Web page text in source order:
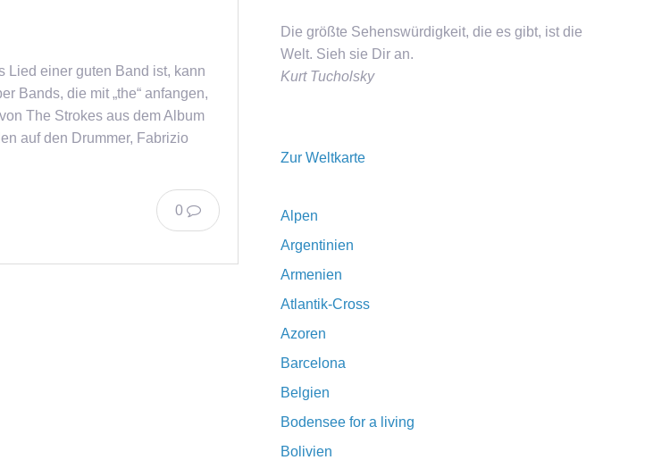
Lied einer guten Band ist, kann
Bands, die mit „the“ anfangen,
The Strokes aus dem Album
auf den Drummer, Fabrizio
0
Die größte Sehenswürdigkeit, die es gibt, ist die
Welt. Sieh sie Dir an.
Kurt Tucholsky
Zur Weltkarte
Alpen
Argentinien
Armenien
Atlantik-Cross
Azoren
Barcelona
Belgien
Bodensee for a living
Bolivien